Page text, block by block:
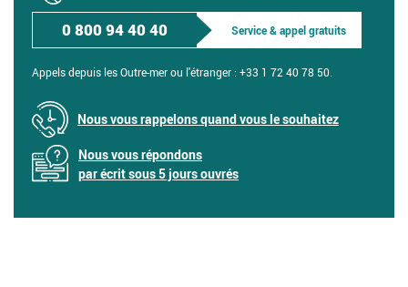
0 800 94 40 40 Service & appel gratuits
Appels depuis les Outre-mer ou l'étranger : +33 1 72 40 78 50.
Nous vous rappelons quand vous le souhaitez
Nous vous répondons
par écrit sous 5 jours ouvrés